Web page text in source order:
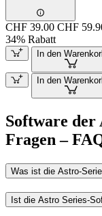
CHF 39.00 CHF
34% Rabatt
In den
In den
Software der
Fragen –
Was ist die Astro-
Ist die Astro Series-